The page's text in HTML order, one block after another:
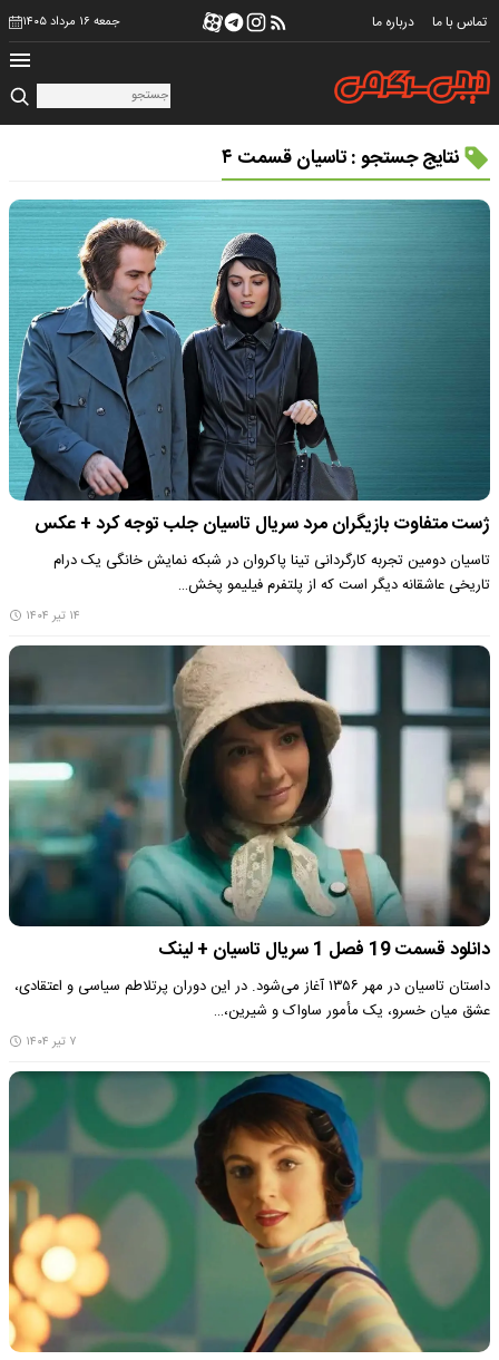
تماس با ما درباره ما جمعه ۱۶ مرداد ۱۴۰۵
نتایج جستجو : تاسیان قسمت ۴
ژست متفاوت بازیگران مرد سریال تاسیان جلب توجه کرد + عکس
تاسیان دومین تجربه کارگردانی تینا پاکروان در شبکه نمایش خانگی یک درام
تاریخی عاشقانه دیگر است که از پلتفرم فیلیمو پخش…
۱۴ تیر ۱۴۰۴
دانلود قسمت 19 فصل 1 سریال تاسیان + لینک
داستان تاسیان در مهر ۱۳۵۶ آغاز می‌شود. در این دوران پرتلاطم سیاسی و اعتقادی،
عشق میان خسرو، یک مأمور ساواک و شیرین،…
۷ تیر ۱۴۰۴